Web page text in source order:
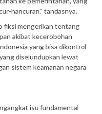
hancuran.” tandasnya.
fiksi mengerikan tentang
akibat kecerobohan
yang bisa dikontrol
diselundupkan lewat
sistem keamanan negara
isu fundamental